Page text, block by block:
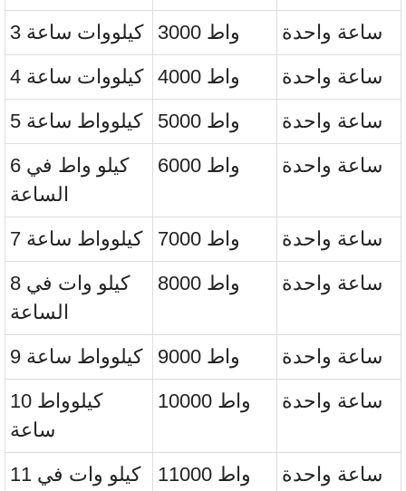
3 كيلووات ساعة
3000 واط
ساعة واحدة
4 كيلووات ساعة
4000 واط
ساعة واحدة
5 كيلوواط ساعة
5000 واط
ساعة واحدة
6 كيلو واط في
الساعة
6000 واط ساعة واحدة
7 كيلوواط ساعة 7000 واط
ساعة واحدة
8 كيلو وات في
الساعة
8000 واط ساعة واحدة
9 كيلوواط ساعة 9000 واط
ساعة واحدة
10 كيلوواط
ساعة
10000 واط ساعة واحدة
11 كيلو وات في
11000 واط ساعة واحدة